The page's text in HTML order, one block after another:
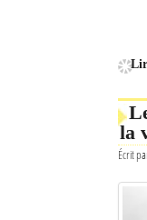
Le Nord de
la
Écrit